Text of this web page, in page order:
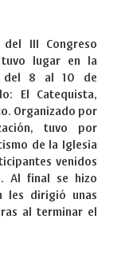
III Congreso
tuvo lugar en la
del 8 al 10 de
El Catequista,
Organizado por
tuvo por
de la Iglesia
venidos
Al final se hizo
les dirigió unas
al terminar el